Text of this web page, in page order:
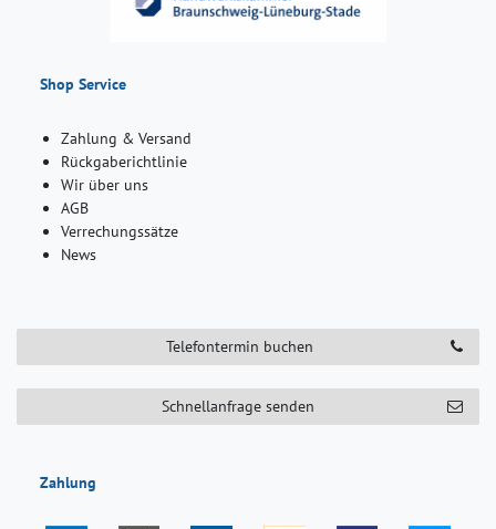
Shop Service
Zahlung & Versand
Rückgaberichtlinie
Wir über uns
AGB
Verrechungssätze
News
Telefontermin buchen
Schnellanfrage senden
Zahlung